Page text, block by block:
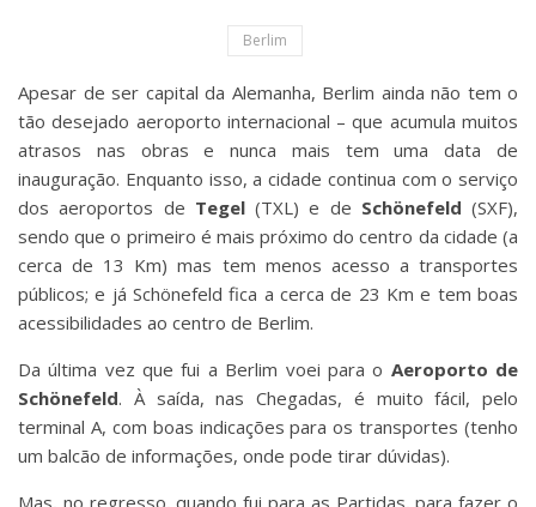
Berlim
Apesar de ser capital da Alemanha, Berlim ainda não tem o
tão desejado aeroporto internacional – que acumula muitos
atrasos nas obras e nunca mais tem uma data de
inauguração. Enquanto isso, a cidade continua com o serviço
dos aeroportos de Tegel(TXL) e de Schönefeld (SXF),
sendo que o primeiro é mais próximo do centro da cidade (a
cerca de 13 Km) mas tem menos acesso a transportes
públicos; e já Schönefeld fica a cerca de 23 Km e tem boas
acessibilidades ao centro de Berlim.
Da última vez que fui a Berlim voei para o Aeroporto de
Schönefeld. À saída, nas Chegadas, é muito fácil, pelo
terminal A, com boas indicações para os transportes (tenho
um balcão de informações, onde pode tirar dúvidas).